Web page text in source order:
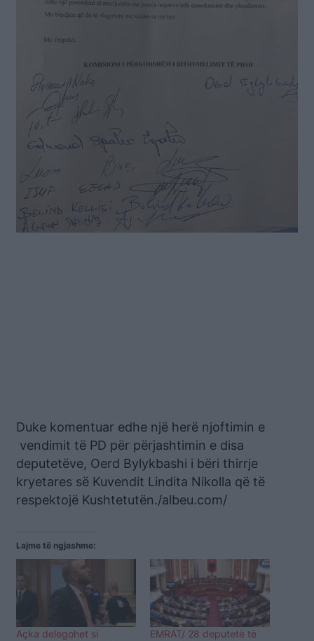
Duke komentuar edhe një herë njoftimin e
vendimit të PD për përjashtimin e disa
deputetëve, Oerd Bylykbashi i bëri thirrje
kryetares së Kuvendit Lindita Nikolla që të
respektojë Kushtetutën./albeu.com/
Lajme të ngjashme:
Açka delegohet si
EMRAT/ 28 deputetë të